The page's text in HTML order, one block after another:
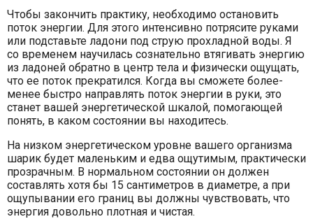
Чтобы закончить практику, необходимо остановить
поток энергии. Для этого интенсивно потрясите руками
или подставьте ладони под струю прохладной воды. Я
со временем научилась сознательно втягивать энергию
из ладоней обратно в центр тела и физически ощущать,
что ее поток прекратился. Когда вы сможете более-
менее быстро направлять поток энергии в руки, это
станет вашей энергетической шкалой, помогающей
понять, в каком состоянии вы находитесь.
На низком энергетическом уровне вашего организма
шарик будет маленьким и едва ощутимым, практически
прозрачным. В нормальном состоянии он должен
составлять хотя бы 15 сантиметров в диаметре, а при
ощупывании его границ вы должны чувствовать, что
энергия довольно плотная и чистая.